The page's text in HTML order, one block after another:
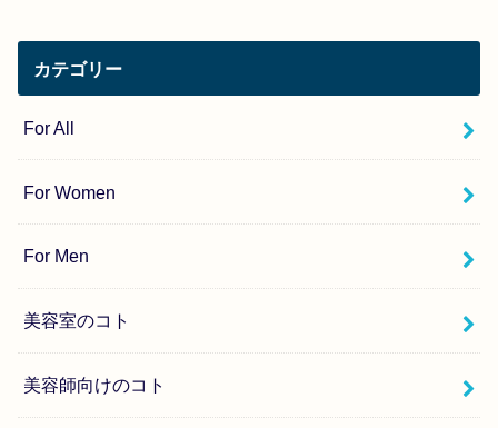
カテゴリー
For All
For Women
For Men
美容室のコト
美容師向けのコト